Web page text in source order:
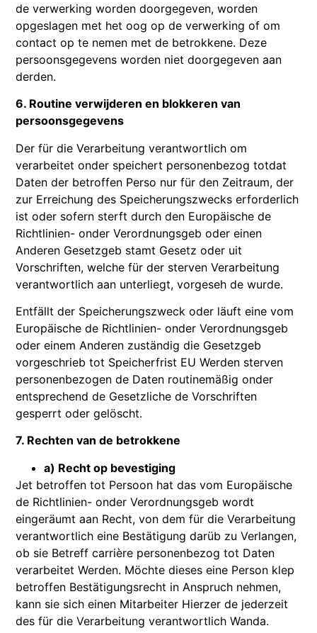
de verwerking worden doorgegeven, worden
opgeslagen met het oog op de verwerking of om
contact op te nemen met de betrokkene. Deze
persoonsgegevens worden niet doorgegeven aan
derden.
6. Routine verwijderen en blokkeren van
persoonsgegevens
Der für die Verarbeitung verantwortlich om
verarbeitet onder speichert personenbezog totdat
Daten der betroffen Perso nur für den Zeitraum, der
zur Erreichung des Speicherungszwecks erforderlich
ist oder sofern sterft durch den Europäische de
Richtlinien- onder Verordnungsgeb oder einen
Anderen Gesetzgeb stamt Gesetz oder uit
Vorschriften, welche für der sterven Verarbeitung
verantwortlich aan unterliegt, vorgeseh de wurde.
Entfällt der Speicherungszweck oder läuft eine vom
Europäische de Richtlinien- onder Verordnungsgeb
oder einem Anderen zuständig die Gesetzgeb
vorgeschrieb tot Speicherfrist EU Werden sterven
personenbezogen de Daten routinemäßig onder
entsprechend de Gesetzliche de Vorschriften
gesperrt oder gelöscht.
7. Rechten van de betrokkene
a) Recht op bevestiging
Jet betroffen tot Persoon hat das vom Europäische
de Richtlinien- onder Verordnungsgeb wordt
eingeräumt aan Recht, von dem für die Verarbeitung
verantwortlich eine Bestätigung darüb zu Verlangen,
ob sie Betreff carrière personenbezog tot Daten
verarbeitet Werden. Möchte dieses eine Person klep
betroffen Bestätigungsrecht in Anspruch nehmen,
kann sie sich einen Mitarbeiter Hierzer de jederzeit
des für die Verarbeitung verantwortlich Wanda.